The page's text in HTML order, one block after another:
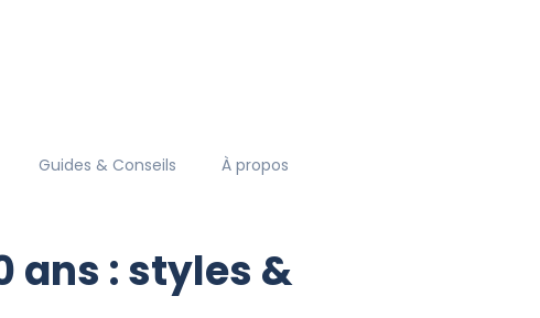
Guides & Conseils À propos
ans : styles &